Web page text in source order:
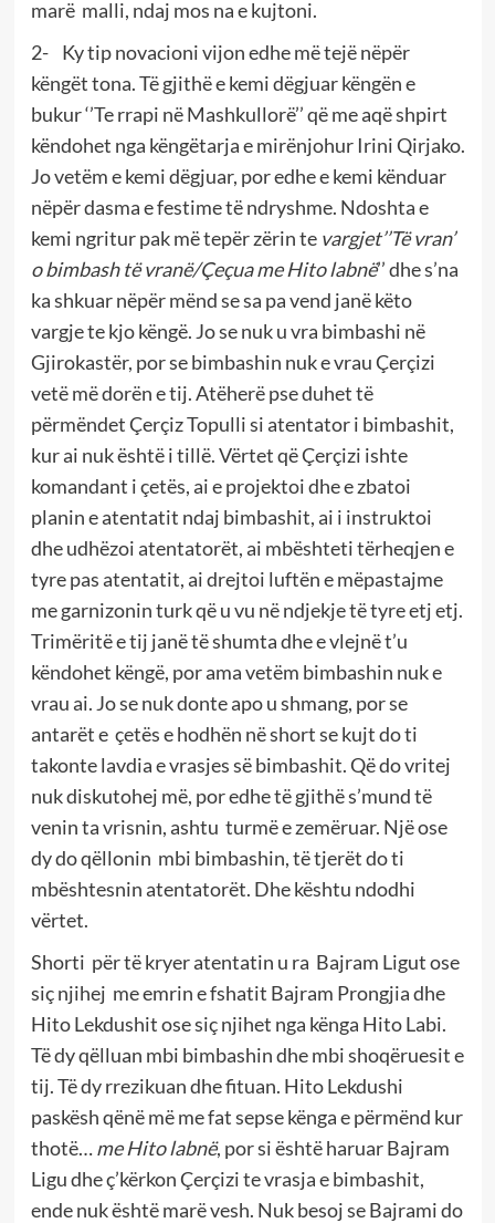
marë malli, ndaj mos na e kujtoni.
2- Ky tip novacioni vijon edhe më tejë nëpër
këngët tona. Të gjithë e kemi dëgjuar këngën e
bukur ‘’Te rrapi në Mashkullorë’’ që me aqë shpirt
këndohet nga këngëtarja e mirënjohur Irini Qirjako.
Jo vetëm e kemi dëgjuar, por edhe e kemi kënduar
nëpër dasma e festime të ndryshme. Ndoshta e
kemi ngritur pak më tepër zërin te vargjet’’Të vran’
o bimbash të vranë/Çeçua me Hito labnë’’ dhe s’na
ka shkuar nëpër mënd se sa pa vend janë këto
vargje te kjo këngë. Jo se nuk u vra bimbashi në
Gjirokastër, por se bimbashin nuk e vrau Çerçizi
vetë më dorën e tij. Atëherë pse duhet të
përmëndet Çerçiz Topulli si atentator i bimbashit,
kur ai nuk është i tillë. Vërtet që Çerçizi ishte
komandant i çetës, ai e projektoi dhe e zbatoi
planin e atentatit ndaj bimbashit, ai i instruktoi
dhe udhëzoi atentatorët, ai mbështeti tërheqjen e
tyre pas atentatit, ai drejtoi luftën e mëpastajme
me garnizonin turk që u vu në ndjekje të tyre etj etj.
Trimëritë e tij janë të shumta dhe e vlejnë t’u
këndohet këngë, por ama vetëm bimbashin nuk e
vrau ai. Jo se nuk donte apo u shmang, por se
antarët e çetës e hodhën në short se kujt do ti
takonte lavdia e vrasjes së bimbashit. Që do vritej
nuk diskutohej më, por edhe të gjithë s’mund të
venin ta vrisnin, ashtu turmë e zemëruar. Një ose
dy do qëllonin mbi bimbashin, të tjerët do ti
mbështesnin atentatorët. Dhe kështu ndodhi
vërtet.
Shorti për të kryer atentatin u ra Bajram Ligut ose
siç njihej me emrin e fshatit Bajram Prongjia dhe
Hito Lekdushit ose siç njihet nga kënga Hito Labi.
Të dy qëlluan mbi bimbashin dhe mbi shoqëruesit e
tij. Të dy rrezikuan dhe fituan. Hito Lekdushi
paskësh qënë më me fat sepse kënga e përmënd kur
thotë…me Hito labnë, por si është haruar Bajram
Ligu dhe ç’kërkon Çerçizi te vrasja e bimbashit,
ende nuk është marë vesh. Nuk besoj se Bajrami do